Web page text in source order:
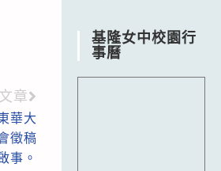
章
華大
徵稿
事。
基隆女中校園行
事曆